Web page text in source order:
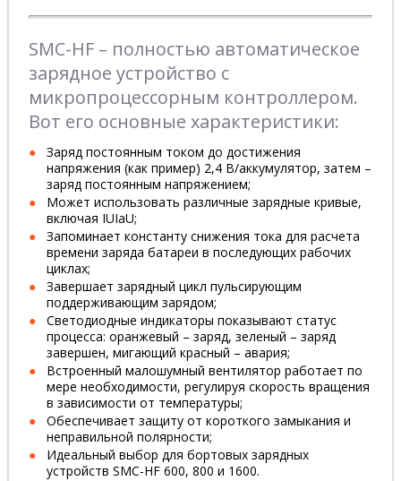
SMC-HF – полностью автоматическое
зарядное устройство с
микропроцессорным контроллером.
Вот его основные характеристики:
Заряд постоянным током до достижения
напряжения (как пример) 2,4 В/аккумулятор, затем –
заряд постоянным напряжением;
Может использовать различные зарядные кривые,
включая IUIaU;
Запоминает константу снижения тока для расчета
времени заряда батареи в последующих рабочих
циклах;
Завершает зарядный цикл пульсирующим
поддерживающим зарядом;
Светодиодные индикаторы показывают статус
процесса: оранжевый – заряд, зеленый – заряд
завершен, мигающий красный – авария;
Встроенный малошумный вентилятор работает по
мере необходимости, регулируя скорость вращения
в зависимости от температуры;
Обеспечивает защиту от короткого замыкания и
неправильной полярности;
Идеальный выбор для бортовых зарядных
устройств SMC-HF 600, 800 и 1600.